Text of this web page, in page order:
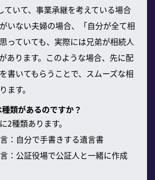
ていて、事業承継を考えている場合
いない夫婦の場合、「自分が全て相
っていても、実際には兄弟が相続人
あります。このような場合、先に配
書いてもらうことで、スムーズな相
ます。
類があるのですか？
2種類あります。
：自分で手書きする遺言書
：公証役場で公証人と一緒に作成